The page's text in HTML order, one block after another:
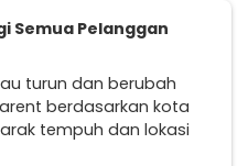
Semua Pelanggan
turun dan berubah
berdasarkan kota
tempuh dan lokasi